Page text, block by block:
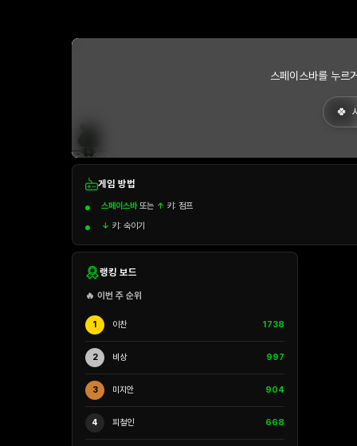
스페이스바를 누르
게임 방법
스페이스바또는 ↑ 키: 점프
↓ 키: 숙이기
랭킹 보드
🔥 이번 주 순위
1 이찬 1738
2 비상 997
3 미지안 904
4 피철인 668